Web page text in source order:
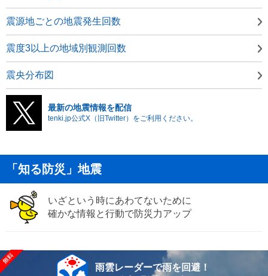
震源地ごとの地震発生回数
震度3以上の地域別観測回数
震央分布図
最新の地震情報を配信
tenki.jp公式X（旧Twitter）をご利用ください。
「知る防災」地震
いざという時にあわてないために
確かな情報と行動で防災力アップ
雨雲レーダーで雨を回避！